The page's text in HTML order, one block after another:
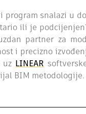
program snalazi u
ili je
partner za
i precizno
uz
LINEAR
BIM metodologije.